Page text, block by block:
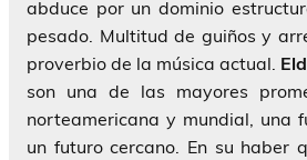
abduce por un dominio
pesado. Multitud de guiños y
proverbio de la música actual.
son una de las mayores
norteamericana y mundial, una
un futuro cercano. En su haber